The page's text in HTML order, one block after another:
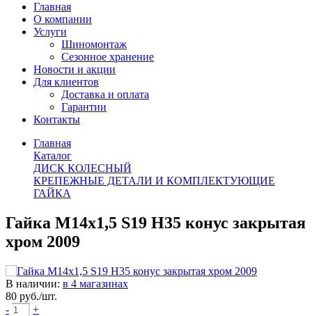
Главная
О компании
Услуги
Шиномонтаж
Сезонное хранение
Новости и акции
Для клиентов
Доставка и оплата
Гарантии
Контакты
Главная
Каталог
ДИСК КОЛЕСНЫЙ
КРЕПЕЖНЫЕ ДЕТАЛИ И КОМПЛЕКТУЮЩИЕ
ГАЙКА
Гайка M14х1,5 S19 H35 конус закрытая
хром 2009
В наличии: в 4 магазинах
80 руб./шт.
-
+